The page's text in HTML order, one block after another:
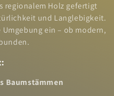
regionalem Holz gefertigt
und Langlebigkeit.
ein – ob modern,
Baumstämmen